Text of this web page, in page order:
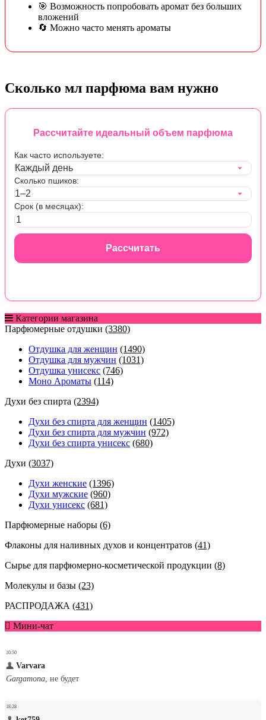
🎯 Возможность попробовать аромат без больших
вложений
🔄 Можно часто менять ароматы
Сколько мл парфюма вам нужно
Рассчитайте идеальный объем парфюма
Как часто используете:
Сколько пшиков:
Срок (в месяцах):
Рассчитать
Категории магазина
Парфюмерные отдушки (3380)
Отдушка для женщин (1490)
Отдушка для мужчин (1031)
Отдушка унисекс (746)
Моно Ароматы (114)
Духи без спирта (2394)
Духи без спирта для женщин (1405)
Духи без спирта для мужчин (972)
Духи без спирта унисекс (680)
Духи (3037)
Духи женские (1396)
Духи мужские (960)
Духи унисекс (681)
Парфюмерные наборы (6)
Флаконы для наливных духов и концентратов (41)
Сырье для парфюмерно-косметической продукции (8)
Молекулы и базы (23)
РАСПРОДАЖА (431)
Мини-чат